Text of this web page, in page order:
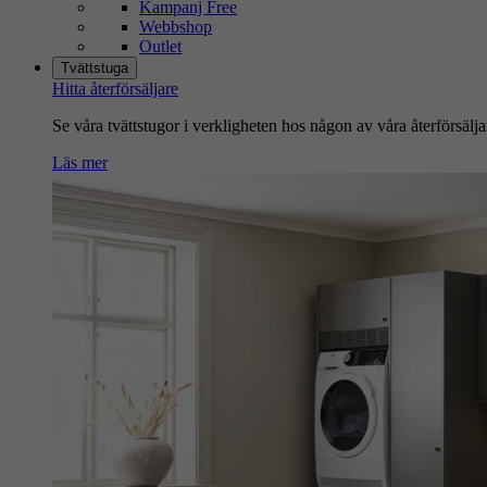
Kampanj Free
Webbshop
Outlet
Tvättstuga
Hitta återförsäljare
Se våra tvättstugor i verkligheten hos någon av våra
Läs mer